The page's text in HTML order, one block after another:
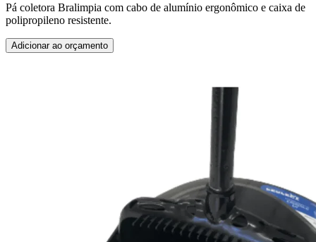
Pá coletora Bralimpia com cabo de alumínio ergonômico e caixa de
polipropileno resistente.
Adicionar ao orçamento